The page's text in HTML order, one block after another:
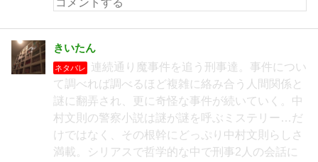
きいたん
ネタバレ
連続通り魔事件を追う刑事達。事件につい
て調べれば調べるほど複雑に絡み合う人間関係と
謎に翻弄され、更に奇怪な事件が続いていく。中
村文則の警察小説は謎が謎を呼ぶミステリー…だ
けではなく、その根幹にどっぷり中村文則らしさ
満載。シリアスで哲学的な中で刑事2人の会話に